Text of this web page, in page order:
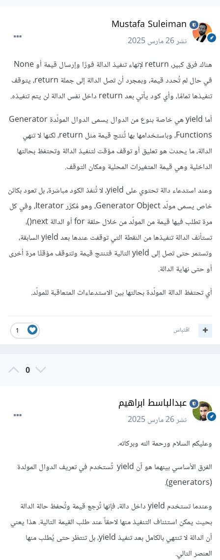
Mustafa Suleiman
نشر26 مارس 2025
هناك فرق كبير، return لإنهاء تنفيذ الدالة فورًا وإرسال قيمة أو None
في حال لم تُحدد قيمة، وبمجرد أن تصل الدالة إلى جملة return، يتوقف
تنفيذها تمامًا، وأي كود يأتي بعد return داخل نفس الدالة لن يتم تنفيذه.
أما yield هي خاصة بنوع من الدوال يسمى الدوال المولّدة Generator
Functions، وباستخدامها بها تُنتج قيمة مثل return، لكنها لا تنهي
الدالة، ما يحدث هو تعليق أو توقف مؤقت لتنفيذ الدالة وتحتفظ بحالتها
الداخلية وهي قيمة المتغيرات المحلية ومكان التوقف.
وعند استدعاء دالة تحتوي على yield، لا تُنفذ الكود مباشرة، بل تعود بكائن
خاص يسمى مولّد Generator Object، وهو مُكرِّر Iterator، وفي كل
مرة تطلب فيها قيمة من المولّد من خلال حلقة for أو الدالة next()،
تستأنف الدالة تنفيذها من النقطة التي توقفت عندها بعد yield السابقة،
وتستمر حتى تصل إلى yield التالية فتنتج قيمة وتتوقف مؤقتًا مرة أخرى
أو حتى نهاية الدالة.
أي تحتفظ الدالة المولّدة بحالتها بين الاستدعاءات المتعاقبة للمولّد.
1 اقتباس
0
عبدالباسط ابراهيم
نشر26 مارس 2025
وعليكم السلام ورحمة الله وبركاته.
الفرق الأساسي بينهما هو أن yield تُستخدم في تعريف الدوال المولدة
وعندما تستخدم yield داخل دالة، فإنها تُرجع قيمة وتُحفظ حالة الدالة
بحيث يمكن استئناف التنفيذ منها لاحقاً عند طلب القيمة التالية. هذا يعني
أن الدالة لا تنتهي بالكامل بعد تنفيذ yield، بل تنتظر حتى يُطلب منها
العنصر التالي.